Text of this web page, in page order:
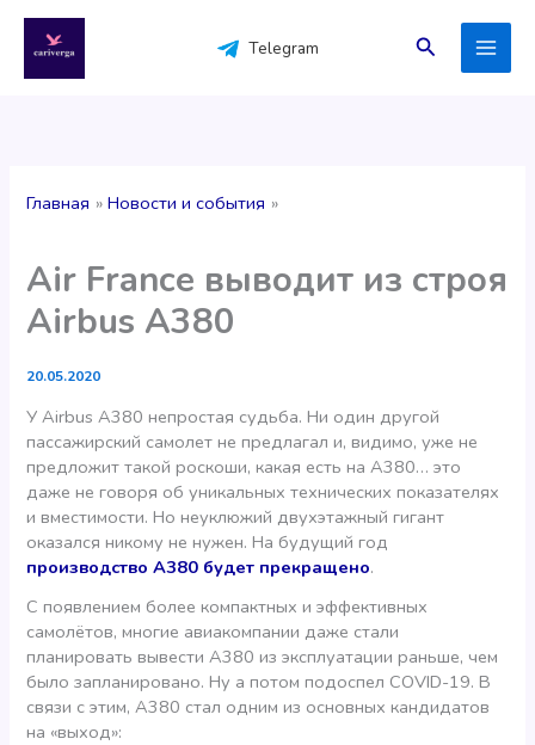
содержимому
Telegram Поиск
Главная Новости и события
Air France выводит из строя
Airbus A380
20.05.2020
У Airbus A380 непростая судьба. Ни один другой
пассажирский самолет не предлагал и, видимо, уже не
предложит такой роскоши, какая есть на А380… это
даже не говоря об уникальных технических показателях
и вместимости. Но неуклюжий двухэтажный гигант
оказался никому не нужен. На будущий год
производство А380 будет прекращено.
С появлением более компактных и эффективных
самолётов, многие авиакомпании даже стали
планировать вывести А380 из эксплуатации раньше, чем
было запланировано. Ну а потом подоспел COVID-19. В
связи с этим, А380 стал одним из основных кандидатов
на «выход»: